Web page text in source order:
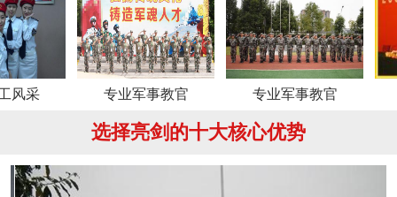
专业军事教官 专业军事教官
选择亮剑的十大核心优势